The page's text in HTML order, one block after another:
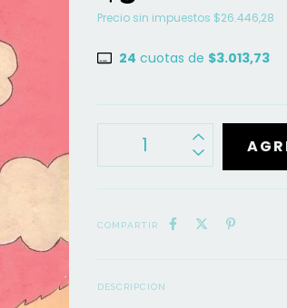
Precio sin impuestos $26.446,28
24 cuotas de $3.013,73
COMPARTIR
DESCRIPCIÓN